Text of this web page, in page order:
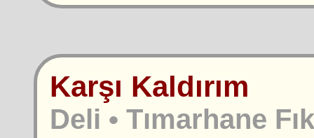
Karşı Kaldırım
Deli • Tımarhane